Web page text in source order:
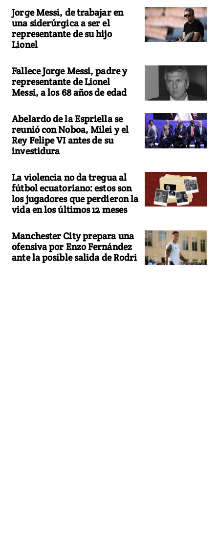
Jorge Messi, de trabajar en
una siderúrgica a ser el
representante de su hijo
Lionel
Fallece Jorge Messi, padre y
representante de Lionel
Messi, a los 68 años de edad
Abelardo de la Espriella se
reunió con Noboa, Milei y el
Rey Felipe VI antes de su
investidura
La violencia no da tregua al
fútbol ecuatoriano: estos son
los jugadores que perdieron la
vida en los últimos 12 meses
Manchester City prepara una
ofensiva por Enzo Fernández
ante la posible salida de Rodri